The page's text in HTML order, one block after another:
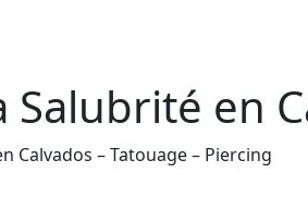
en
Calvados – Tatouage – Piercing